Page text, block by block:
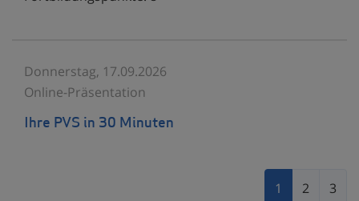
Donnerstag, 17.09.2026
Online-Präsentation
Ihre PVS in 30 Minuten
1 2 3